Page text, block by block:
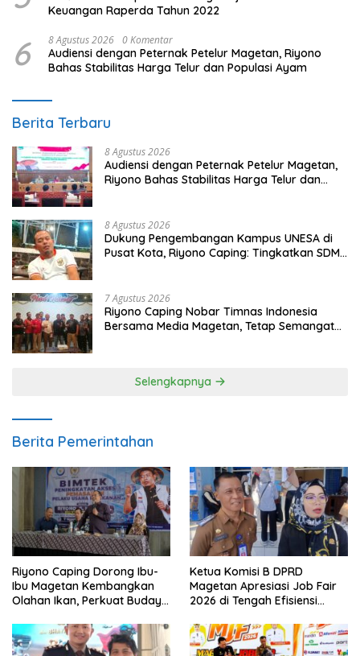
Keuangan Raperda Tahun 2022
6 8 Agustus 2026 0 Komentar
Audiensi dengan Peternak Petelur Magetan, Riyono
Bahas Stabilitas Harga Telur dan Populasi Ayam
Berita Terbaru
8 Agustus 2026
Audiensi dengan Peternak Petelur Magetan,
Riyono Bahas Stabilitas Harga Telur dan
8 Agustus 2026
Dukung Pengembangan Kampus UNESA di
Pusat Kota, Riyono Caping: Tingkatkan SDM
7 Agustus 2026
Riyono Caping Nobar Timnas Indonesia
Bersama Media Magetan, Tetap Semangat
Selengkapnya
Berita Pemerintahan
Riyono Caping Dorong Ibu-
Ibu Magetan Kembangkan
Olahan Ikan, Perkuat Budaya
Ketua Komisi B DPRD
Magetan Apresiasi Job Fair
2026 di Tengah Efisiensi